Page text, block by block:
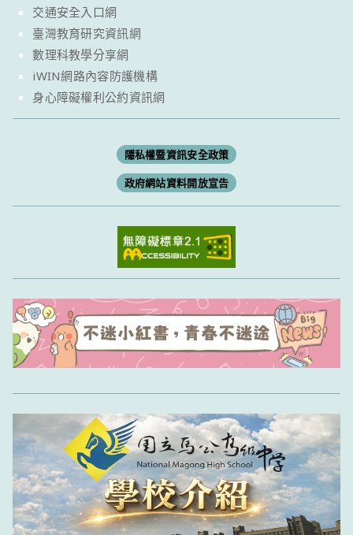
交通安全入口網
臺灣教育研究資訊網
數理科教學分享網
iWIN網路內容防護機構
身心障礙權利公約資訊網
隱私權暨資訊安全政策
政府網站資料開放宣告